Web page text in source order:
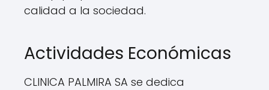
calidad a la sociedad.
Actividades Económicas
CLINICA PALMIRA SA se dedica